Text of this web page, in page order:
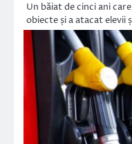
Un băiat de cinci ani
obiecte și a atacat elevii